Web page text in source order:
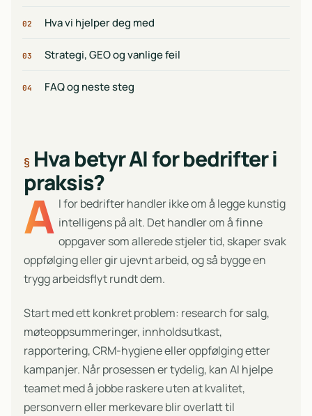
02 Hva vi hjelper deg med
03 Strategi, GEO og vanlige feil
04 FAQ og neste steg
Hva betyr AI for bedrifter i
praksis?
A I for bedrifter handler ikke om å legge kunstig
intelligens på alt. Det handler om å finne
oppgaver som allerede stjeler tid, skaper svak
oppfølging eller gir ujevnt arbeid, og så bygge en
trygg arbeidsflyt rundt dem.
Start med ett konkret problem: research for salg,
møteoppsummeringer, innholdsutkast,
rapportering, CRM-hygiene eller oppfølging etter
kampanjer. Når prosessen er tydelig, kan AI hjelpe
teamet med å jobbe raskere uten at kvalitet,
personvern eller merkevare blir overlatt til